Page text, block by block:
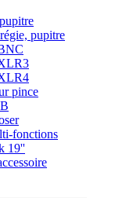
pupitre
pince
fonctions
19''